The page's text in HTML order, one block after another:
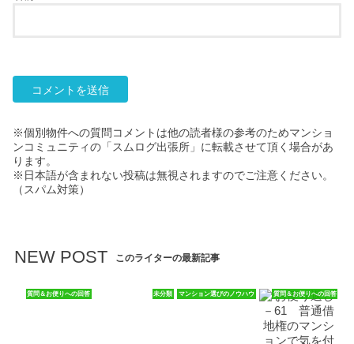
※個別物件への質問コメントは他の読者様の参考のためマンショ
ンコミュニティの「スムログ出張所」に転載させて頂く場合があ
ります。
※日本語が含まれない投稿は無視されますのでご注意ください。
（スパム対策）
NEW POST このライターの最新記事
質問＆お便りへの回答 未分類 マンション選びのノウハウ 質問＆お便りへの回答